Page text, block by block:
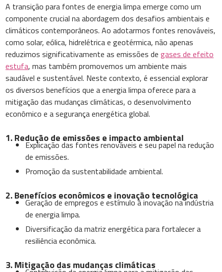
A transição para fontes de energia limpa emerge como um
componente crucial na abordagem dos desafios ambientais e
climáticos contemporâneos. Ao adotarmos fontes renováveis,
como solar, eólica, hidrelétrica e geotérmica, não apenas
reduzimos significativamente as emissões degases de efeito
estufa, mas também promovemos um ambiente mais
saudável e sustentável. Neste contexto, é essencial explorar
os diversos benefícios que a energia limpa oferece para a
mitigação das mudanças climáticas, o desenvolvimento
econômico e a segurança energética global.
1. Redução de emissões e impacto ambiental
Explicação das fontes renováveis e seu papel na redução
de emissões.
Promoção da sustentabilidade ambiental.
2. Benefícios econômicos e inovação tecnológica
Geração de empregos e estímulo à inovação na indústria
de energia limpa.
Diversificação da matriz energética para fortalecer a
resiliência econômica.
3. Mitigação das mudanças climáticas